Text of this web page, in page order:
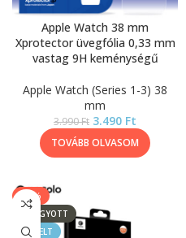
Apple Watch 38 mm
Xprotector üvegfólia 0,33 mm
vastag 9H keménységű
Apple Watch (Series 1-3) 38
mm
3.990Ft 3.490 Ft
TOVÁBB OLVASOM
-63%
ELFOGYOTT
KIEMELT